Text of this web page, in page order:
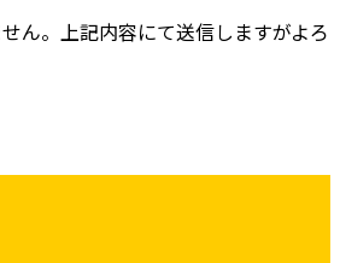
ん。上記内容にて送信しますがよろ